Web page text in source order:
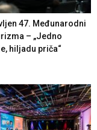
47. Međunarodni
– „Jedno
hiljadu priča“